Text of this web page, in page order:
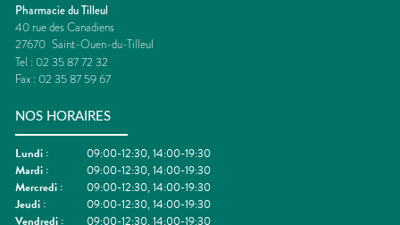
Pharmacie du Tilleul
40 rue des Canadiens
27670 Saint-Ouen-du-Tilleul
Tel : 02 35 87 72 32
Fax : 02 35 87 59 67
NOS HORAIRES
Lundi :
09:00-12:30, 14:00-19:30
Mardi :
09:00-12:30, 14:00-19:30
Mercredi :
09:00-12:30, 14:00-19:30
Jeudi :
09:00-12:30, 14:00-19:30